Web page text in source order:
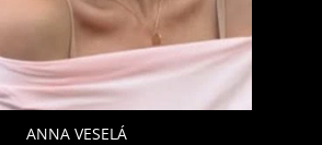
ANNA VESELÁ